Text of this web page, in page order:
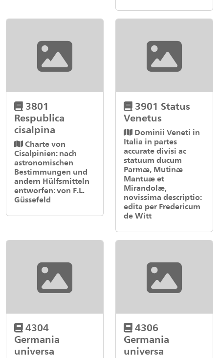
3801
Respublica
cisalpina
Charte von
Cisalpinien: nach
astronomischen
Bestimmungen und
andern Hülfsmitteln
entworfen: von F.L.
Güssefeld
3901 Status
Venetus
Dominii Veneti in
Italia in partes
accurate divisi ac
statuum ducum
Parmæ, Mutinæ
Mantuæ et
Mirandolæ,
novissima descriptio:
edita per Fredericum
de Witt
4304
Germania
universa
4306
Germania
universa